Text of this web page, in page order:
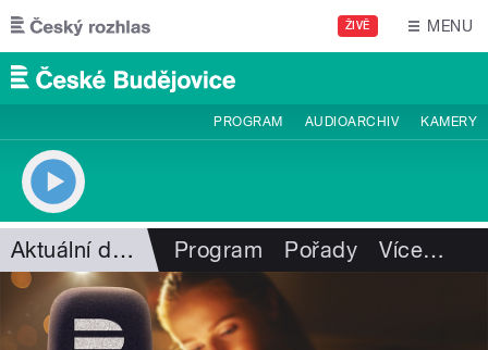
Přejít k hlavnímu obsahu
ŽIVĚ MENU
PROGRAM AUDIOARCHIV KAMERY
Aktuální dění Program Pořady Více…